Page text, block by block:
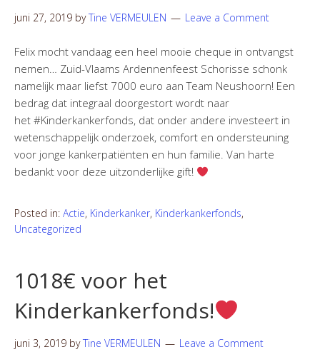
juni 27, 2019 byTine VERMEULEN Leave a Comment
Felix mocht vandaag een heel mooie cheque in ontvangst
nemen… Zuid-Vlaams Ardennenfeest Schorisse schonk
namelijk maar liefst 7000 euro aan Team Neushoorn! Een
bedrag dat integraal doorgestort wordt naar
het #Kinderkankerfonds, dat onder andere investeert in
wetenschappelijk onderzoek, comfort en ondersteuning
voor jonge kankerpatiënten en hun familie. Van harte
bedankt voor deze uitzonderlijke gift!
Posted in: Actie, Kinderkanker, Kinderkankerfonds,
Uncategorized
1018€ voor het
Kinderkankerfonds!
juni 3, 2019 byTine VERMEULEN Leave a Comment